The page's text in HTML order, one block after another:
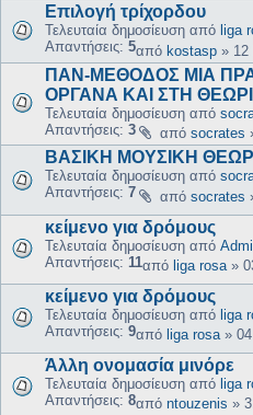
Επιλογή τρίχορδου
Τελευταία δημοσίευση από liga
Απαντήσεις: 5από kostasp » 12
ΠΑΝ-ΜΕΘΟΔΟΣ ΜΙΑ
ΟΡΓΑΝΑ ΚΑΙ ΣΤΗ
Τελευταία δημοσίευση από
Απαντήσεις: 3 από socrates
ΒΑΣΙΚΗ ΜΟΥΣΙΚΗ
Τελευταία δημοσίευση από
Απαντήσεις: 7 από socrates
κείμενο για δρόμους
Τελευταία δημοσίευση από
Απαντήσεις: 11από liga rosa»
κείμενο για δρόμους
Τελευταία δημοσίευση από liga
Απαντήσεις: 9από liga rosa»
Άλλη ονομασία μινόρε
Τελευταία δημοσίευση από liga
Απαντήσεις: 8από ntouzenis »